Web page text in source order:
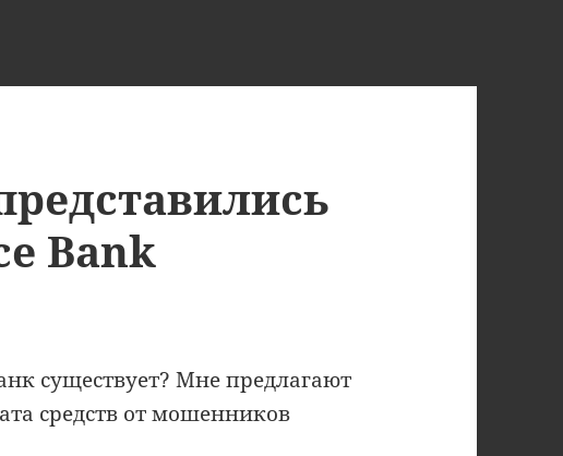
Bank
существует? Мне предлагают
средств от мошенников